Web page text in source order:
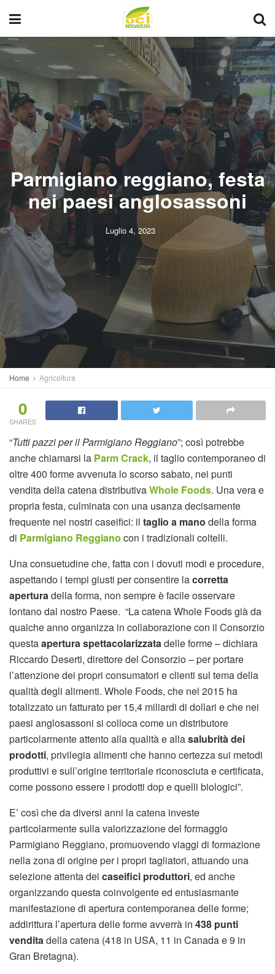
Parmigiano reggiano, festa
nei paesi anglosassoni
Luglio 4, 2023
Home Agricoltura
0
SHARES
“Tutti pazzi per il Parmigiano Reggiano”; così potrebbe
anche chiamarsi la Parm Crack, il taglio contemporaneo di
oltre 400 forme avvenuta lo scorso sabato, nei punti
vendita della catena distributivaWhole Foods. Una vera e
propria festa, culminata con una usanza decisamente
frequente nei nostri caseifici: il taglio a mano della forma
di Parmigiano Reggiano con i tradizionali coltelli.
Una consuetudine che, fatta con i dovuti modi e procedure,
aspettando i tempi giusti per consentire lacorretta
aperturadella forma, non sempre è facile osservare
lontano dal nostro Paese. “La catena Whole Foods già da
qualche anno organizza in collaborazione con il Consorzio
questaapertura spettacolarizzatadelle forme – dichiara
Riccardo Deserti, direttore del Consorzio – per portare
l’attenzione dei propri consumatori e clienti sul tema della
qualità degli alimenti. Whole Foods, che nel 2015 ha
totalizzato un fatturato per 15,4 miliardi di dollari e che nei
paesi anglosassoni si colloca come un distributore
particolarmente attento alla qualità e allasalubrità dei
prodotti, privilegia alimenti che hanno certezza sui metodi
produttivi e sull’origine territoriale riconosciuta e certificata,
come possono essere i prodotti dop e quelli biologici”.
E’ così che da diversi anni la catena investe
particolarmente sulla valorizzazione del formaggio
Parmigiano Reggiano, promuovendo viaggi di formazione
nella zona di origine per i propri tagliatori, attuando una
selezione attenta dei caseifici produttori, ed anche
organizzando questa coinvolgente ed entusiasmante
manifestazione di apertura contemporanea delle forme;
addirittura l’apertura delle forme avverrà in 438 punti
venditadella catena (418 in USA, 11 in Canada e 9 in
Gran Bretagna).